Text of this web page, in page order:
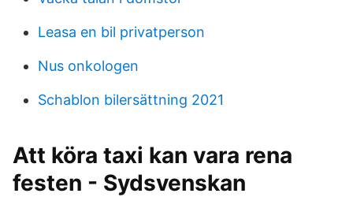
Leasa en bil privatperson
Nus onkologen
Schablon bilersättning 2021
Att köra taxi kan vara rena
festen - Sydsvenskan